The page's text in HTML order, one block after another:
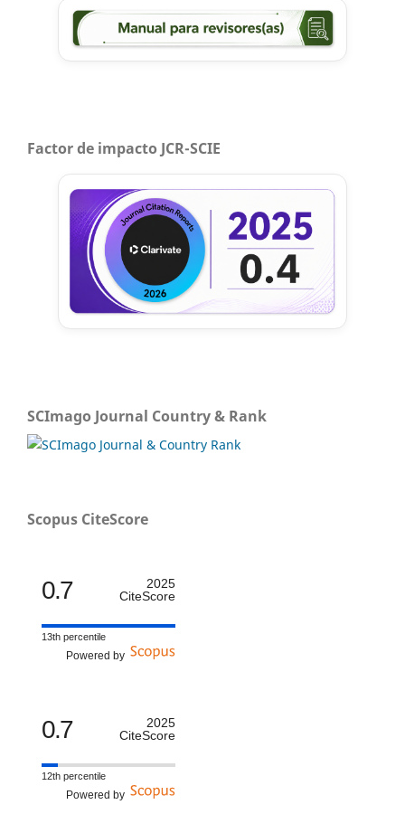
Factor de impacto JCR-SCIE
SCImago Journal Country & Rank
Scopus CiteScore
0.7
2025
CiteScore
13th percentile
Powered by
0.7
2025
CiteScore
12th percentile
Powered by